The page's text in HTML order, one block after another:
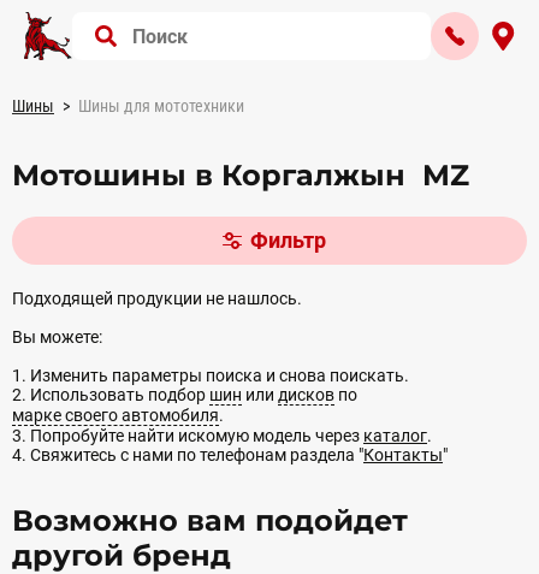
Шины Шины для мототехники
Мотошины в Коргалжын MZ
Фильтр
Подходящей продукции не нашлось.
Вы можете:
1. Изменить параметры поиска и снова поискать.
2. Использовать подбор шин или дисков по
марке своего автомобиля.
3. Попробуйте найти искомую модель через каталог.
4. Свяжитесь с нами по телефонам раздела "Контакты"
Возможно вам подойдет
другой бренд